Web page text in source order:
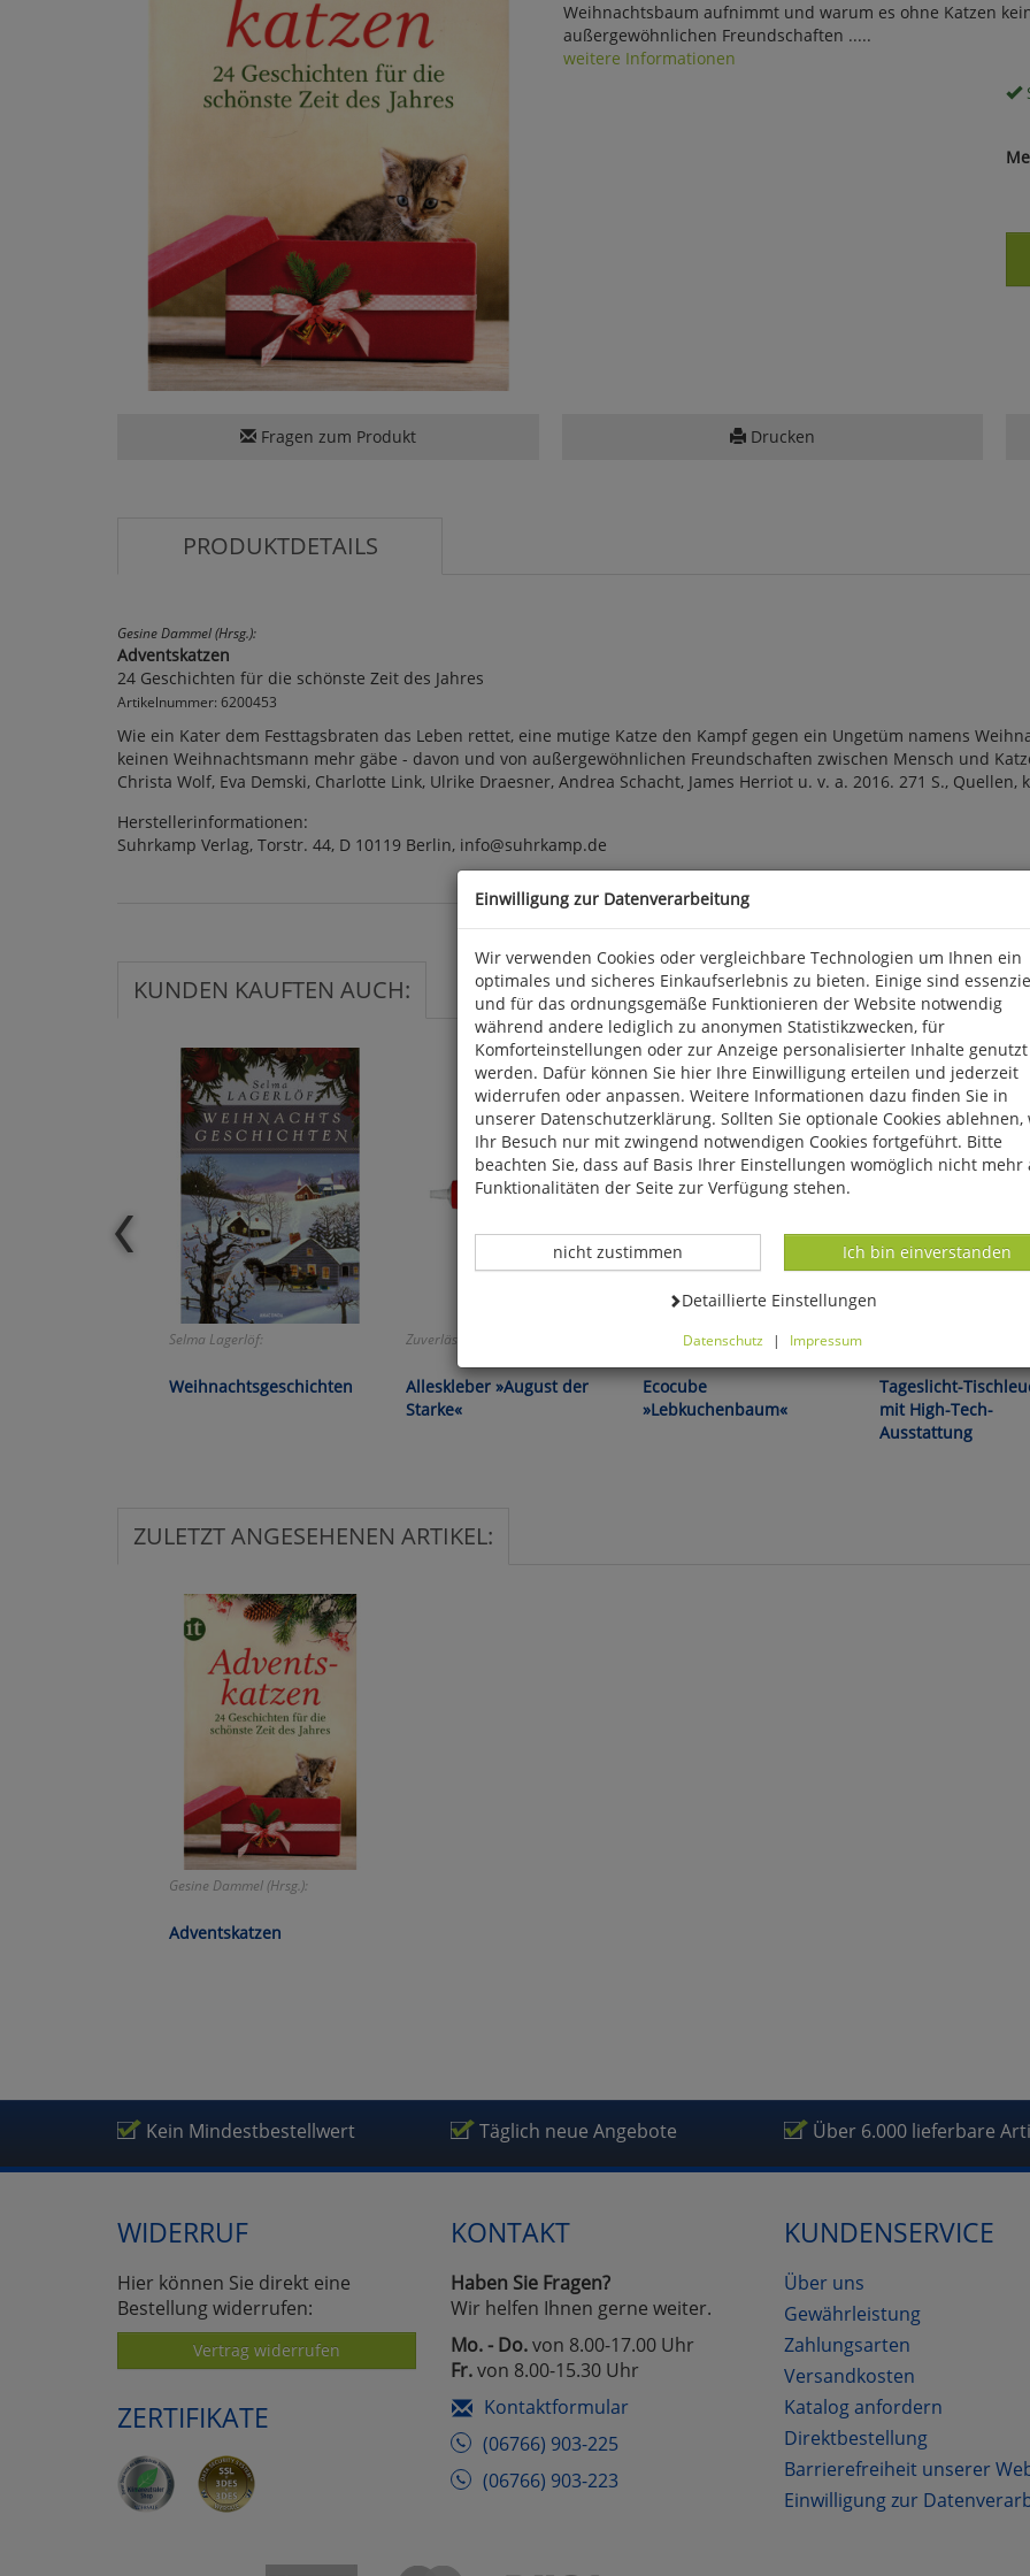
Weihnachtsbaum aufnimmt und warum es ohne Katzen
außergewöhnlichen Freundschaften .....
weitere Informationen
Fragen zum Produkt Drucken
PRODUKTDETAILS
Gesine Dammel (Hrsg.):
Adventskatzen
24 Geschichten für die schönste Zeit des Jahres
Artikelnummer: 6200453
Wie ein Kater dem Festtagsbraten das Leben rettet, eine mutige Katze den Kampf gegen ein Ungetüm namens
keinen Weihnachtsmann mehr gäbe - davon und von außergewöhnlichen Freundschaften zwischen Mensch und
Christa Wolf, Eva Demski, Charlotte Link, Ulrike Draesner, Andrea Schacht, James Herriot u. v. a. 2016. 271 S., Quellen,
Herstellerinformationen:
Suhrkamp Verlag, Torstr. 44, D 10119 Berlin, info@suhrkamp.de
KUNDEN KAUFTEN AUCH:
Selma Lagerlöf:
Weihnachtsgeschichten
Zuverlässig und bärenstark!
Alleskleber »August der
Starke«
Es werde grün! Pflanzen ziehen
Ecocube
»Lebkuchenbaum«
Tageslicht-
mit High-Tech-
Ausstattung
ZULETZT ANGESEHENEN ARTIKEL:
Gesine Dammel (Hrsg.):
Adventskatzen
Kein Mindestbestellwert Täglich neue Angebote Über 6.000 lieferbare
WIDERRUF
Hier können Sie direkt eine
Bestellung widerrufen:
Vertrag widerrufen
ZERTIFIKATE
KONTAKT
Haben Sie Fragen?
Wir helfen Ihnen gerne weiter.
Mo. - Do.von 8.00-17.00 Uhr
Fr.von 8.00-15.30 Uhr
Kontaktformular
(06766) 903-225
(06766) 903-223
KUNDENSERVICE
Über uns
Gewährleistung
Zahlungsarten
Versandkosten
Katalog anfordern
Direktbestellung
Barrierefreiheit unserer
Einwilligung zur
Einwilligung zur Datenverarbeitung
Wir verwenden Cookies oder vergleichbare Technologien um Ihnen ein
optimales und sicheres Einkaufserlebnis zu bieten. Einige sind
und für das ordnungsgemäße Funktionieren der Website notwendig
während andere lediglich zu anonymen Statistikzwecken, für
Komforteinstellungen oder zur Anzeige personalisierter Inhalte genutzt
werden. Dafür können Sie hier Ihre Einwilligung erteilen und jederzeit
widerrufen oder anpassen. Weitere Informationen dazu finden Sie in
unserer Datenschutzerklärung. Sollten Sie optionale Cookies ablehnen,
Ihr Besuch nur mit zwingend notwendigen Cookies fortgeführt. Bitte
beachten Sie, dass auf Basis Ihrer Einstellungen womöglich nicht mehr
Funktionalitäten der Seite zur Verfügung stehen.
Datenverarbeitung -
Ich bin einverstanden
Datenverarbeitung -
nicht zustimmen
Datenverarbeitung -
Detaillierte Einstellungen
Datenschutz | Impressum
Cookies ablehnen, wird Ihr Besuch nur mit zwingend notwendigen
fortgeführt. Bitte beachten Sie, dass auf Basis Ihrer Einstellungen
nicht mehr alle Funktionalitäten der Seite zur Verfügung stehen.